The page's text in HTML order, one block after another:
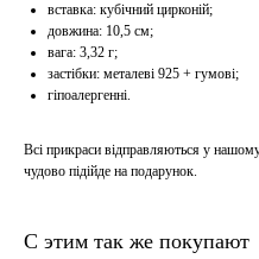
вставка: кубічний цирконій;
довжина: 10,5 см;
вага: 3,32 г;
застібки: металеві 925 + гумові;
гіпоалергенні.
Всі прикраси відправляються у
чудово підійде на подарунок.
С этим так же покупают